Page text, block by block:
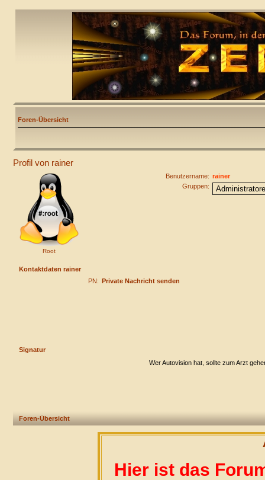
Foren-Übersicht
Profil von rainer
Root
Benutzername: rainer
Gruppen:
Kontaktdaten rainer
PN: Private Nachricht senden
Signatur
Wer Autovision hat, sollte zum Arzt
Foren-Übersicht
Hier ist das